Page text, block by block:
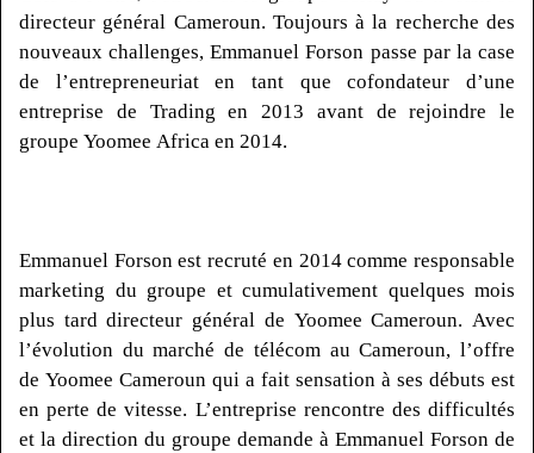
directeur général Cameroun. Toujours à la recherche des
nouveaux challenges, EmmanuelForson passe par la case
de l’entrepreneuriat en tant que cofondateur d’une
entreprise de Trading en 2013 avant de rejoindre le
groupe Yoomee Africa en 2014.
Emmanuel Forsonest recruté en 2014 comme responsable
marketing du groupe et cumulativement quelques mois
plus tard directeur général de Yoomee Cameroun. Avec
l’évolution du marché de télécom au Cameroun, l’offre
de Yoomee Cameroun qui a fait sensation à ses débuts est
en perte de vitesse. L’entreprise rencontre des difficultés
et la direction du groupe demande à Emmanuel Forson de